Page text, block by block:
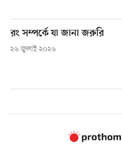
রং সম্পর্কে যা জানা জরুরি
২৬ জুলাই ২০২৬